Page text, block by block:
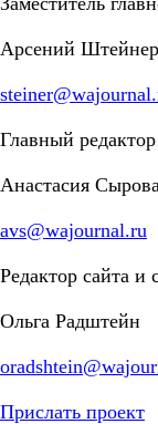
Арсений Штейнер
Главный редактор
Анастасия Сырова
avs@wajournal.ru
Редактор сайта и
Ольга Радштейн
Прислать проект